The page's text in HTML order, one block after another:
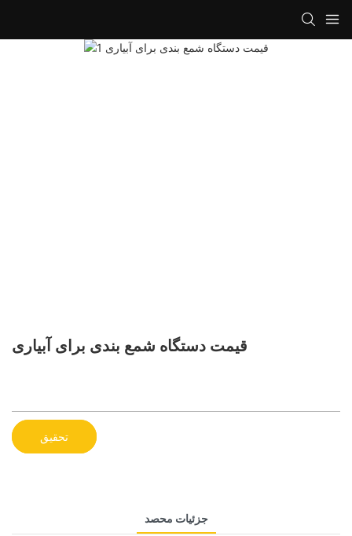
قیمت دستگاه شمع بندی برای آبیاری
تحقیق
جزئیات محصد